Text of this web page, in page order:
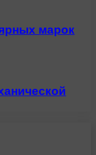
марок